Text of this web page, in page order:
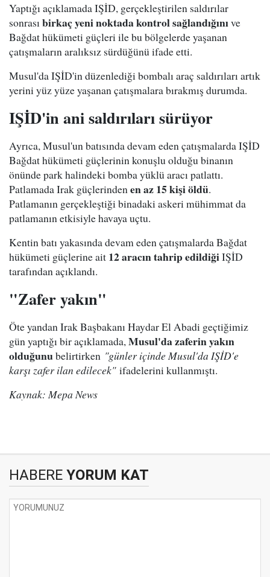
Yaptığı açıklamada IŞİD, gerçekleştirilen saldırılar
sonrasıbirkaç yeni noktada kontrol sağlandığınıve
Bağdat hükümeti güçleri ile bu bölgelerde yaşanan
çatışmaların aralıksız sürdüğünü ifade etti.
Musul'da IŞİD'in düzenlediği bombalı araç saldırıları artık
yerini yüz yüze yaşanan çatışmalara bırakmış durumda.
IŞİD'in ani saldırıları sürüyor
Ayrıca, Musul'un batısında devam eden çatışmalarda IŞİD
Bağdat hükümeti güçlerinin konuşlu olduğu binanın
önünde park halindeki bomba yüklü aracı patlattı.
Patlamada Irak güçlerindenen az 15 kişi öldü.
Patlamanın gerçekleştiği binadaki askeri mühimmat da
patlamanın etkisiyle havaya uçtu.
Kentin batı yakasında devam eden çatışmalarda Bağdat
hükümeti güçlerine ait 12 aracın tahrip edildiğiIŞİD
tarafından açıklandı.
"Zafer yakın"
Öte yandan Irak Başbakanı Haydar El Abadi geçtiğimiz
gün yaptığı bir açıklamada,Musul'da zaferin yakın
olduğunubelirtirken "günler içinde Musul'da IŞİD'e
karşı zafer ilan edilecek"ifadelerini kullanmıştı.
Kaynak: Mepa News
HABERE YORUM KAT